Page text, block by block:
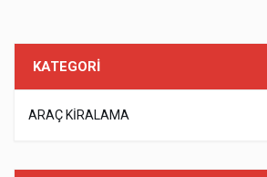
KATEGORİ
ARAÇ KIRALAMA